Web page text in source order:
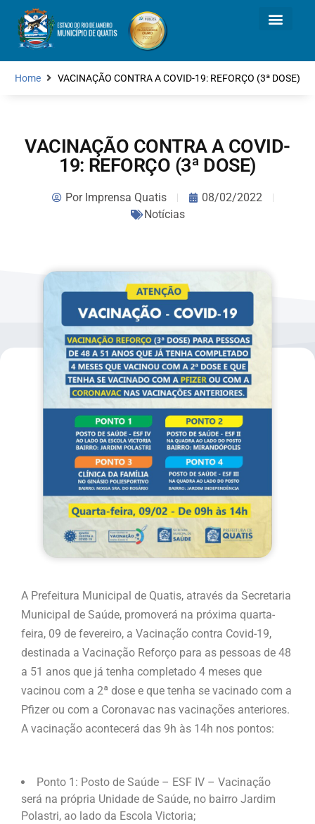
Home VACINAÇÃO CONTRA A COVID-19: REFORÇO (3ª DOSE)
VACINAÇÃO CONTRA A COVID-
19: REFORÇO (3ª DOSE)
PorImprensa Quatis
08/02/2022
Notícias
A Prefeitura Municipal de Quatis, através da Secretaria
Municipal de Saúde, promoverá na próxima quarta-
feira, 09 de fevereiro, a Vacinação contra Covid-19,
destinada a Vacinação Reforço para as pessoas de 48
a 51 anos que já tenha completado 4 meses que
vacinou com a 2ª dose e que tenha se vacinado com a
Pfizer ou com a Coronavac nas vacinações anteriores.
A vacinação acontecerá das 9h às 14h nos pontos:
Ponto 1: Posto de Saúde – ESF IV – Vacinação
será na própria Unidade de Saúde, no bairro Jardim
Polastri, ao lado da Escola Victoria;